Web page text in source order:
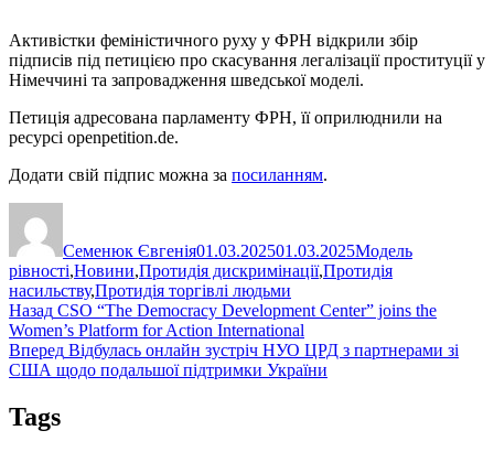
Активістки феміністичного руху у ФРН відкрили збір
підписів під петицією про скасування легалізації проституції у
Німеччині та запровадження шведської моделі.
Петиція адресована парламенту ФРН, її оприлюднили на
ресурсі openpetition.de.
Додати свій підпис можна за посиланням.
Семенюк Євгенія01.03.202501.03.2025Модель
рівності,Новини,Протидія дискримінації,Протидія
насильству,Протидія торгівлі людьми
Навігація
записів
Назад Попередній
запис:
CSO “The Democracy Development Center” joins the
Women’s Platform for Action International
Вперед Наступний
запис:
Відбулась онлайн зустріч НУО ЦРД з партнерами зі
США щодо подальшої підтримки України
Tags